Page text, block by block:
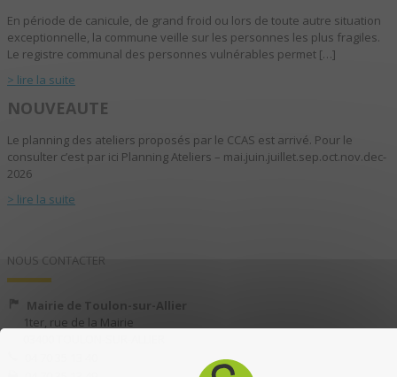
En période de canicule, de grand froid ou lors de toute autre situation
exceptionnelle, la commune veille sur les personnes les plus fragiles.
Le registre communal des personnes vulnérables permet […]
> lire la suite
NOUVEAUTE
Le planning des ateliers proposés par le CCAS est arrivé. Pour le
consulter c’est par ici Planning Ateliers – mai.juin.juillet.sep.oct.nov.dec-
2026
> lire la suite
NOUS CONTACTER
Mairie de Toulon-sur-Allier
1ter, rue de la Mairie